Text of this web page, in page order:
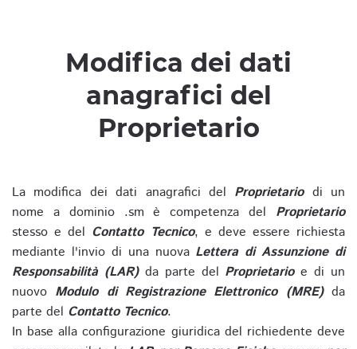
Modifica dei dati
anagrafici del
Proprietario
La modifica dei dati anagrafici del Proprietariodi un
nome a dominio .sm è competenza del Proprietario
stesso e del Contatto Tecnico, e deve essere richiesta
mediante l'invio di una nuova Lettera di Assunzione di
Responsabilità (LAR)da parte del Proprietarioe di un
nuovo Modulo di Registrazione Elettronico (MRE)da
parte del Contatto Tecnico.
In base alla configurazione giuridica del richiedente deve